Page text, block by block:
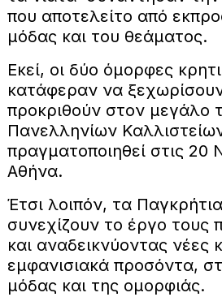
που αποτελείτο από
μόδας και του θεάματος.
Εκεί, οι δύο όμορφες
κατάφεραν να
προκριθούν στον μεγάλο
Πανελληνίων
πραγματοποιηθεί στις 20
Αθήνα.
Έτσι λοιπόν, τα
συνεχίζουν το έργο τους
και αναδεικνύοντας νέες
εμφανισιακά προσόντα,
μόδας και της ομορφιάς.